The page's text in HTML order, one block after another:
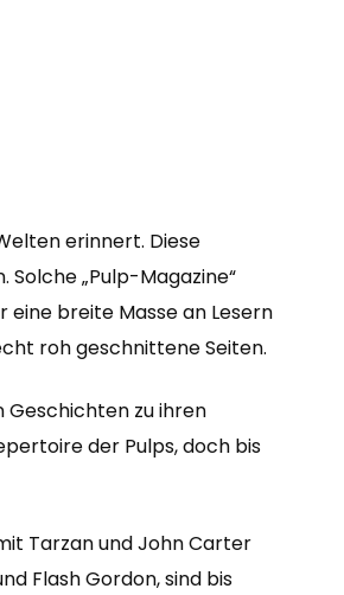
erinnert. Diese
„Pulp-Magazine“
breite Masse an Lesern
roh geschnittene Seiten.
zu ihren
der Pulps, doch bis
Tarzan und John Carter
Flash Gordon, sind bis